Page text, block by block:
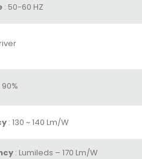
: 50-60 HZ
90%
: 130 ~ 140 Lm/W
: Lumileds – 170 Lm/W